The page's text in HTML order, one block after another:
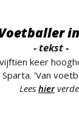
- tekst -
keer
Sparta. 'Van
Lees hier